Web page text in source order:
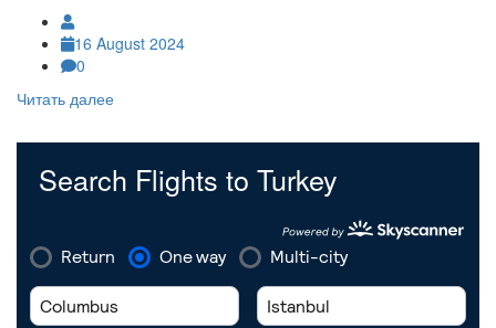
16 August 2024
0
Читать далее
Search Flights to Turkey